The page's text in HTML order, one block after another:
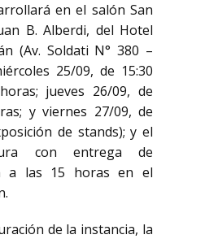
en el salón San
B. Alberdi, del Hotel
(Av. Soldati N° 380 –
25/09, de 15:30
jueves 26/09, de
y viernes 27/09, de
de stands); y el
con entrega de
a las 15 horas en el
de la instancia, la